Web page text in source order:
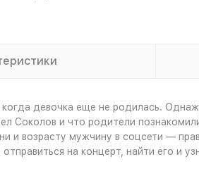
девочка еще не родилась.
Соколов и что родители
возрасту мужчину в соцсети —
на концерт, найти его и